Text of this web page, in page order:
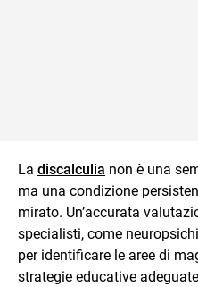
La discalculia non è una
ma una condizione
mirato. Un’accurata
specialisti, come
per identificare le aree di
strategie educative